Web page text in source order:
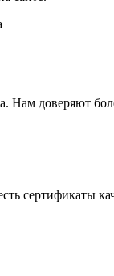
Нам доверяют
сертификаты